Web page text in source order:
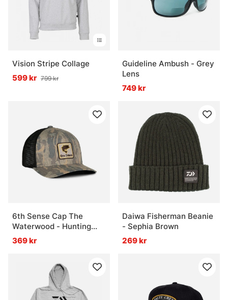
Vision Stripe Collage
599 kr 799 kr
Guideline Ambush - Grey
Lens
749 kr
6th Sense Cap The
Waterwood - Hunting
Giants
369 kr
Daiwa Fisherman Beanie
- Sephia Brown
269 kr